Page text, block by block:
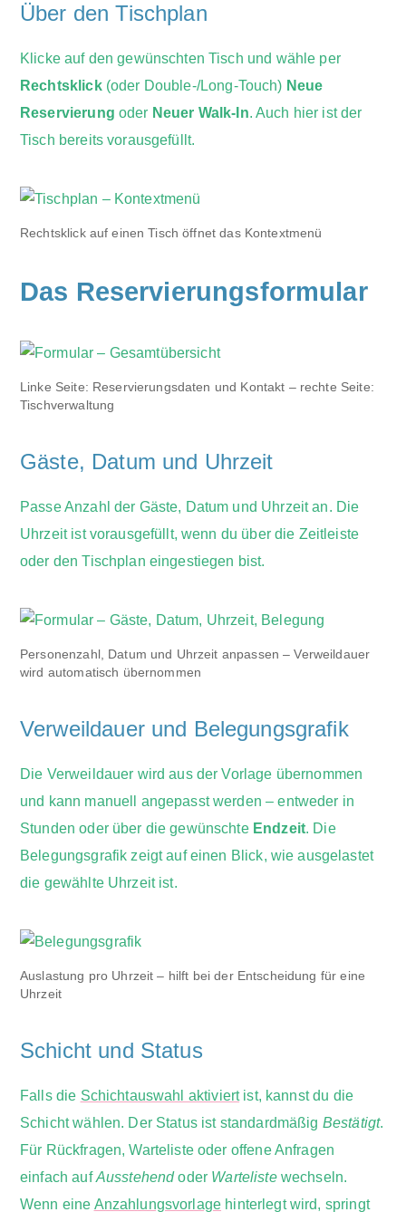
Über den Tischplan
Klicke auf den gewünschten Tisch und wähle per
Rechtsklick(oder Double-/Long-Touch) Neue
Reservierung oder Neuer Walk-In. Auch hier ist der
Tisch bereits vorausgefüllt.
Rechtsklick auf einen Tisch öffnet das Kontextmenü
Das Reservierungsformular
Linke Seite: Reservierungsdaten und Kontakt – rechte Seite:
Tischverwaltung
Gäste, Datum und Uhrzeit
Passe Anzahl der Gäste, Datum und Uhrzeit an. Die
Uhrzeit ist vorausgefüllt, wenn du über die Zeitleiste
oder den Tischplan eingestiegen bist.
Personenzahl, Datum und Uhrzeit anpassen – Verweildauer
wird automatisch übernommen
Verweildauer und Belegungsgrafik
Die Verweildauer wird aus der Vorlage übernommen
und kann manuell angepasst werden – entweder in
Stunden oder über die gewünschte Endzeit. Die
Belegungsgrafik zeigt auf einen Blick, wie ausgelastet
die gewählte Uhrzeit ist.
Auslastung pro Uhrzeit – hilft bei der Entscheidung für eine
Uhrzeit
Schicht und Status
Falls die Schichtauswahl aktiviertist, kannst du die
Schicht wählen. Der Status ist standardmäßig Bestätigt.
Für Rückfragen, Warteliste oder offene Anfragen
einfach aufAusstehendoder Wartelistewechseln.
Wenn eine Anzahlungsvorlage hinterlegt wird, springt